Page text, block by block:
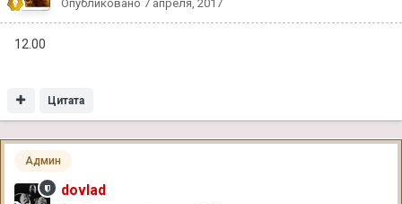
Опубликовано 7 апреля, 2017
12.00
Цитата
Админ
dovlad